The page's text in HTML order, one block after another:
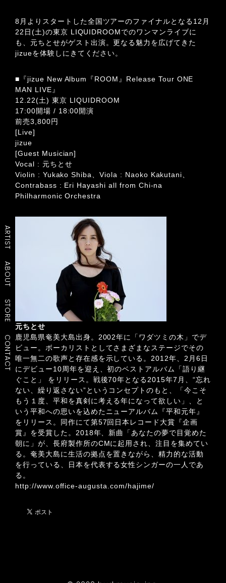
ARTIST
ABOUT
STORE
CONTACT
8月よりスタートした全国ツアーのファイナルとなる12月
22日(土)の東京 LIQUIDROOMでのワンマンライブに
も、元ちとせがゲスト出演。更なる魅力を広げてきた
jizueを体験しにきてください。
■『jizue New Album『ROOM』Release Tour ONE
MAN LIVE』
12.22(土) 東京 LIQUIDROOM
17:00開場 / 18:00開演
前売3,800円
[Live]
jizue
[Guest Musician]
Vocal : 元ちとせ
Violin : Yukako Shiba、Viola : Naoko Kakutani、
Contrabass : Eri Hayashi all from Chi-na
Philharmonic Orchestra
元ちとせ
鹿児島県奄美大島出身。2002年に「ワダツミの木」でデ
ビュー。ボーカリストとしてさまざまなステージでその
唯一無二の歌声と存在感を示している。2012年、2月6日
にデビュー10周年を迎え、初のベストアルバム「語り継
ぐこと」 をリリース。戦後70年となる2015年7月、“忘れ
ない、繰り返さない”というコンセプトのもと、「今こそ
もう１度、平和を真剣に考える年になって欲しい」、と
いう平和への思いを込めたニューアルバム『平和元年』
をリリース。同作にて第57回日本レコード大賞『企画
賞』を受賞した。2018年、新曲「あなたの夢で目覚めた
朝に」が、長府製作所のCMに起用され、注目を集めてい
る。奄美大島に生活の拠点を置きながら、精力的な活動
を行っている、日本を代表する女性シンガーの一人であ
る。
http://www.office-augusta.com/hajime/